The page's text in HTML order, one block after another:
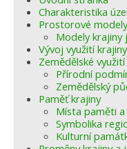
Zaniklé krajiny
Odkazy
Fórum
Autoři
Charakteristika
Prostorové
Modely krajiny
Vývoj využití krajiny
Zemědělské
Přírodní
Zemědělský
Paměť krajiny
Místa paměti
Symbolika
Kulturní